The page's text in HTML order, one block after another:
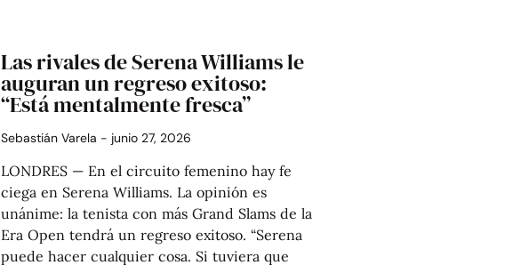
Las rivales de Serena Williams le
auguran un regreso exitoso:
“Está mentalmente fresca”
Sebastián Varela junio 27, 2026
LONDRES — En el circuito femenino hay fe
ciega en Serena Williams. La opinión es
unánime: la tenista con más Grand Slams de la
Era Open tendrá un regreso exitoso. “Serena
puede hacer cualquier cosa. Si tuviera que